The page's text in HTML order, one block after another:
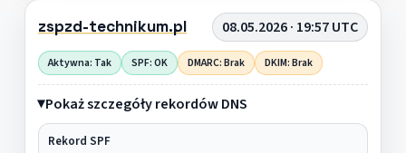
zspzd-technikum.pl 08.05.2026 · 19:57 UTC
Aktywna: Tak SPF: OK DMARC: Brak DKIM: Brak
Pokaż szczegóły rekordów DNS
Rekord SPF